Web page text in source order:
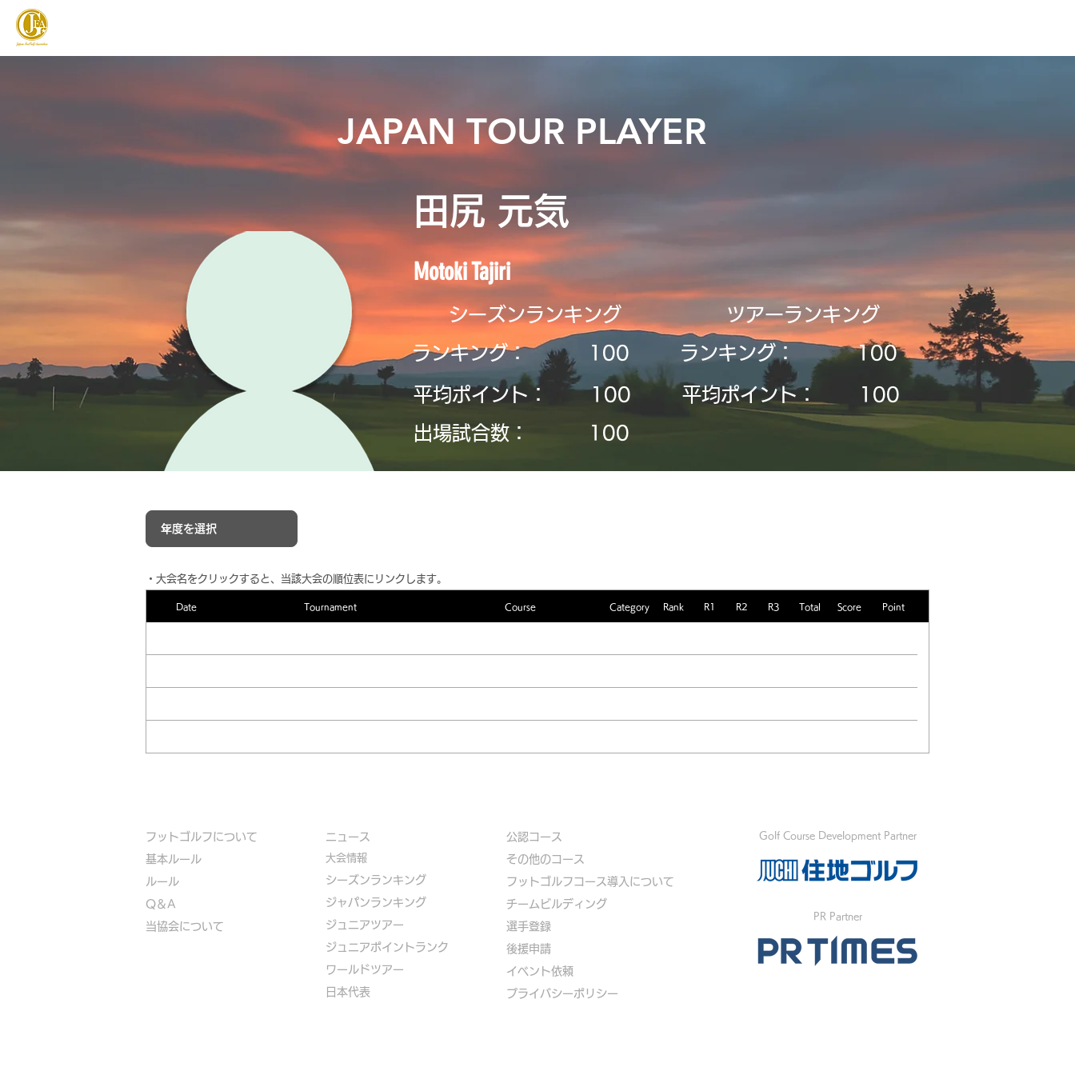
JAPAN TOUR PLAYER
田尻 元気
Motoki Tajiri
シーズンランキング
ランキング：
​100
平均ポイント：
​出場試合数：
​100
​100
​ツアーランキング
ランキング：
​100
平均ポイント： ​100
​・大会名をクリックすると、当該大会の順位表にリンクします。
Date Tournament Course Category Rank R1 R2 R3 Total Score Point
フットゴルフについて
基本ルール
ルール
Q＆A
​当協会について
​ニュース
大会情報
シーズンランキング
ジャパンランキング
ジュニアツアー
ジュニアポイントランク
​ワールドツアー
​​日本代表
公認コース
​その他のコース
​ フットゴルフコース導入について
​チームビルディング
選手登録​
​後援申請
​イベント依頼
プライバシーポリシー
Golf Course Development Partner
PR Partner